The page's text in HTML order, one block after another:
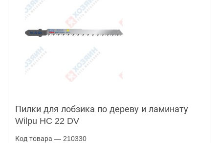
Пилки для лобзика по дереву и ламинату
Wilpu HC 22 DV
Код товара — 210330